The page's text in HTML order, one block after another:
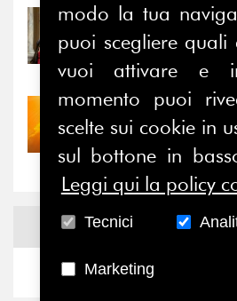
31/07/2026
Prima della
il valore di...
30/07/2026
Nove anni dopo
“grande cecità”:
News
modo la tua
puoi scegliere quali
vuoi attivare e
momento puoi
scelte sui cookie in
sul bottone in
Leggi qui la policy
Tecnici
Marketing